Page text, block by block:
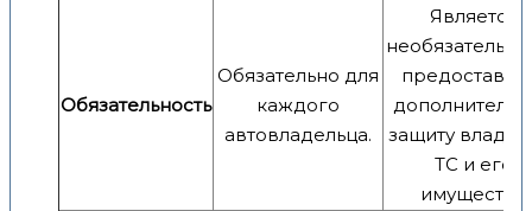
Обязательность
Обязательно для
каждого
автовладельца.
Является
защиту
ТС и его
имуществу.